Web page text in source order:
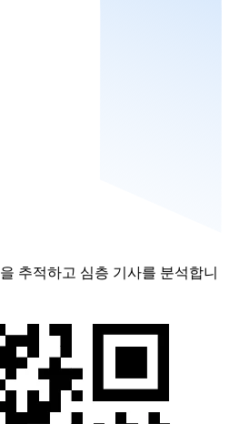
추적하고 심층 기사를 분석합니